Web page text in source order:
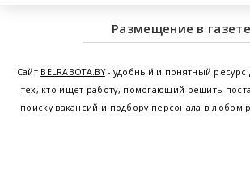
Размещение в газете
Сайт BELRABOTA.BY- удобный и понятный ресурс
тех, кто ищет работу, помогающий решить
поиску вакансий и подбору персонала в любом